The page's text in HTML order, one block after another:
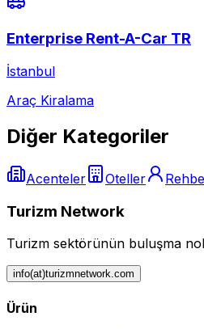
Enterprise Rent-A-Car TR
İstanbul
Araç Kiralama
Diğer Kategoriler
Acenteler Oteller
Turizm Network
Turizm sektörünün buluşma
info(at)turizmnetwork.com
Ürün